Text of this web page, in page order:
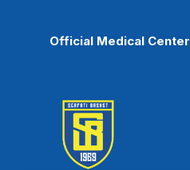
Official Medical Center